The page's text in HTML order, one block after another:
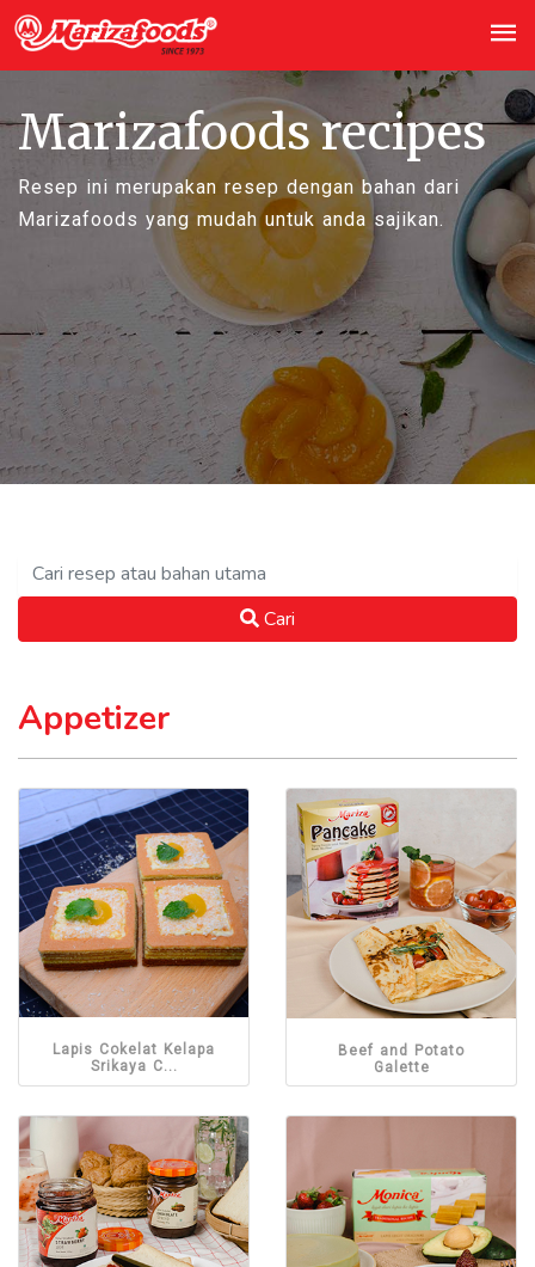
Marizafoods recipes
Resep ini merupakan resep dengan bahan dari
Marizafoods yang mudah untuk anda sajikan.
Cari
Appetizer
Lapis Cokelat Kelapa
Srikaya C...
Beef and Potato
Galette